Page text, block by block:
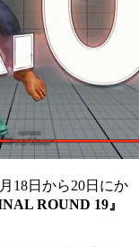
18日から20日にか
ROUND 19』